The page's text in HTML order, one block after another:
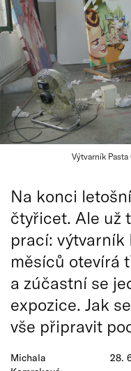
Výtvarník
Michala
28.
Na konci
čtyřicet. Ale už
prací: výtvarník
měsíců otevírá
a zúčastní se
expozice. Jak
vše připravit